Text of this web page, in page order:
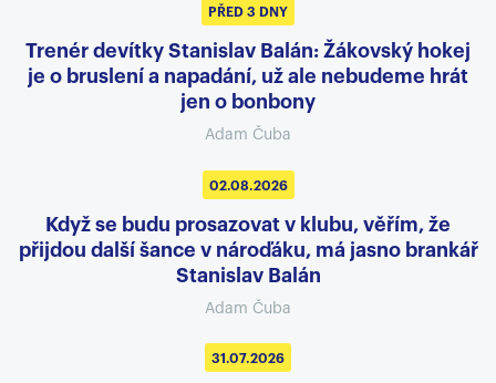
PŘED 3 DNY
Trenér devítky Stanislav Balán: Žákovský hokej
je o bruslení a napadání, už ale nebudeme hrát
jen o bonbony
Adam Čuba
02.08.2026
Když se budu prosazovat v klubu, věřím, že
přijdou další šance v nároďáku, má jasno brankář
Stanislav Balán
Adam Čuba
31.07.2026